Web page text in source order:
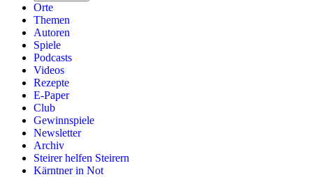
Orte
Themen
Autoren
Spiele
Podcasts
Videos
Rezepte
E-Paper
Club
Gewinnspiele
Newsletter
Archiv
Steirer helfen Steirern
Kärntner in Not